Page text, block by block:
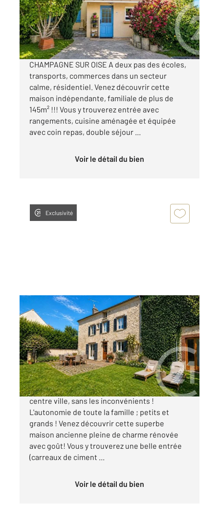
Maison à vendre
365 000 €
Visiter le site dédié
CHAMPAGNE SUR OISE A deux pas des écoles,
transports, commerces dans un secteur
calme, résidentiel. Venez découvrir cette
maison indépendante, familiale de plus de
145m² !!! Vous y trouverez entrée avec
rangements, cuisine aménagée et équipée
avec coin repas, double séjour ...
Voir le détail du bien
Exclusivité
CHAMPAGNE SUR OISE 95
260 m 2, 9 pièces
Ref : 680124
Maison à vendre
549 000 €
Champagne-sur-Oise - En plein cœur du
centre ville, sans les inconvénients !
L'autonomie de toute la famille ; petits et
grands ! Venez découvrir cette superbe
maison ancienne pleine de charme rénovée
avec goût! Vous y trouverez une belle entrée
(carreaux de ciment ...
Voir le détail du bien